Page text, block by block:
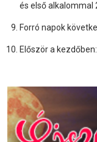
és első alkalommal
Forró napok
Először a